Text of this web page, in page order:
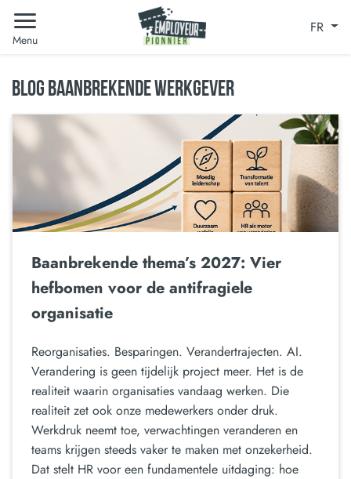
Menu
FR
BLOG BAANBREKENDE WERKGEVER
Baanbrekende thema’s 2027: Vier
hefbomen voor de antifragiele
organisatie
Reorganisaties. Besparingen. Verandertrajecten. AI.
Verandering is geen tijdelijk project meer. Het is de
realiteit waarin organisaties vandaag werken. Die
realiteit zet ook onze medewerkers onder druk.
Werkdruk neemt toe, verwachtingen veranderen en
teams krijgen steeds vaker te maken met onzekerheid.
Dat stelt HR voor een fundamentele uitdaging: hoe